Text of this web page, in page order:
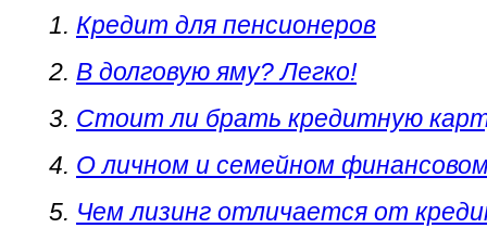
Кредит для пенсионеров
В долговую яму? Легко!
Стоит ли брать кредитную
О личном и семейном
Чем лизинг отличается от